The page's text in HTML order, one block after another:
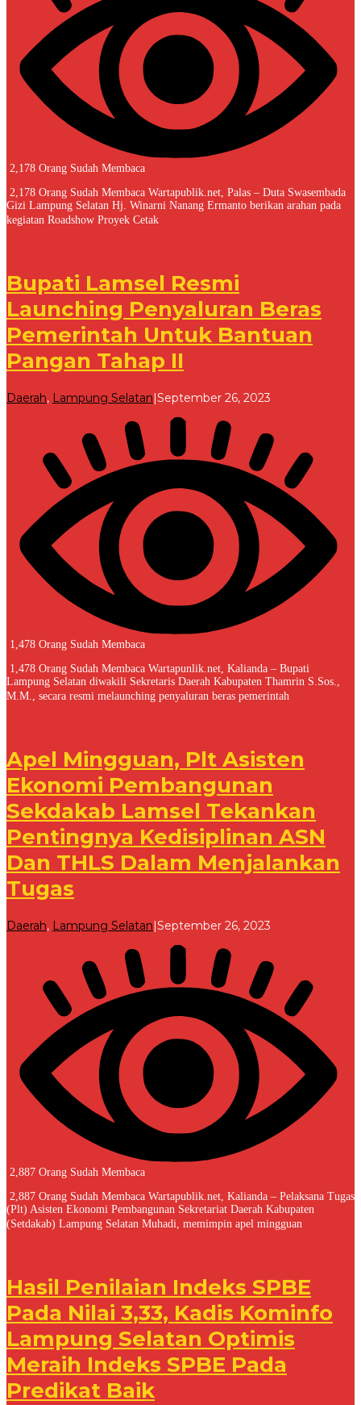
2,178 Orang Sudah Membaca
2,178 Orang Sudah Membaca Wartapublik.net, Palas – Duta Swasembada
Gizi Lampung Selatan Hj. Winarni Nanang Ermanto berikan arahan pada
kegiatan Roadshow Proyek Cetak
Bupati Lamsel Resmi
Launching Penyaluran Beras
Pemerintah Untuk Bantuan
Pangan Tahap II
Daerah, Lampung Selatan|September 26, 2023
1,478 Orang Sudah Membaca
1,478 Orang Sudah Membaca Wartapunlik.net, Kalianda – Bupati
Lampung Selatan diwakili Sekretaris Daerah Kabupaten Thamrin S.Sos.,
M.M., secara resmi melaunching penyaluran beras pemerintah
Apel Mingguan, Plt Asisten
Ekonomi Pembangunan
Sekdakab Lamsel Tekankan
Pentingnya Kedisiplinan ASN
Dan THLS Dalam Menjalankan
Tugas
Daerah, Lampung Selatan September 26, 2023
2,887 Orang Sudah Membaca
2,887 Orang Sudah Membaca Wartapublik.net, Kalianda – Pelaksana Tugas
(Plt) Asisten Ekonomi Pembangunan Sekretariat Daerah Kabupaten
(Setdakab) Lampung Selatan Muhadi, memimpin apel mingguan
Hasil Penilaian Indeks SPBE
Pada Nilai 3,33, Kadis Kominfo
Lampung Selatan Optimis
Meraih Indeks SPBE Pada
Predikat Baik